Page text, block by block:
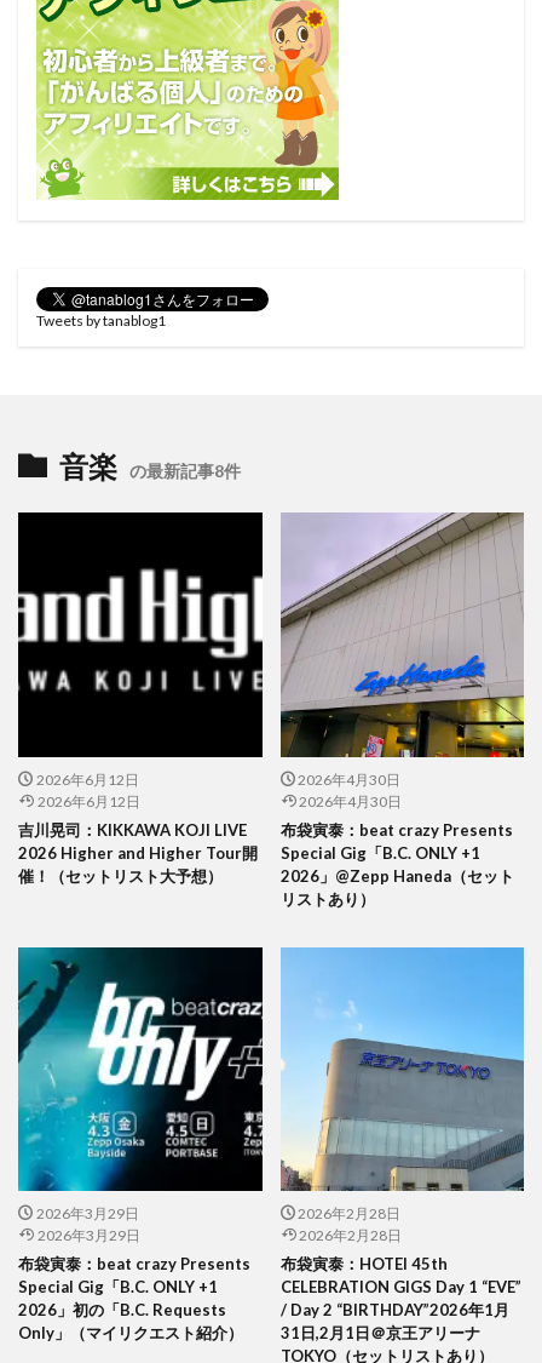
Tweets by tanablog1
音楽 の最新記事8件
2026年6月12日
2026年6月12日
吉川晃司：KIKKAWA KOJI LIVE
2026 Higher and Higher Tour開
催！（セットリスト大予想）
2026年4月30日
2026年4月30日
布袋寅泰：beat crazy Presents
Special Gig「B.C. ONLY +1
2026」@Zepp Haneda（セット
リストあり）
2026年3月29日
2026年3月29日
布袋寅泰：beat crazy Presents
Special Gig「B.C. ONLY +1
2026」初の「B.C. Requests
Only」（マイリクエスト紹介）
2026年2月28日
2026年2月28日
布袋寅泰：HOTEI 45th
CELEBRATION GIGS Day 1 “EVE”
/ Day 2 “BIRTHDAY”2026年1月
31日,2月1日＠京王アリーナ
TOKYO（セットリストあり）